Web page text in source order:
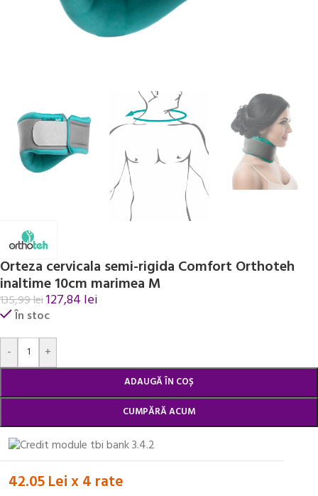
Orteza cervicala semi-rigida Comfort Orthoteh
inaltime 10cm marimea M
135,99lei127,84 lei
În stoc
-
+
ADAUGĂ ÎN COȘ
CUMPĂRĂ ACUM
42.05 Lei x 4 rate
Alternative: